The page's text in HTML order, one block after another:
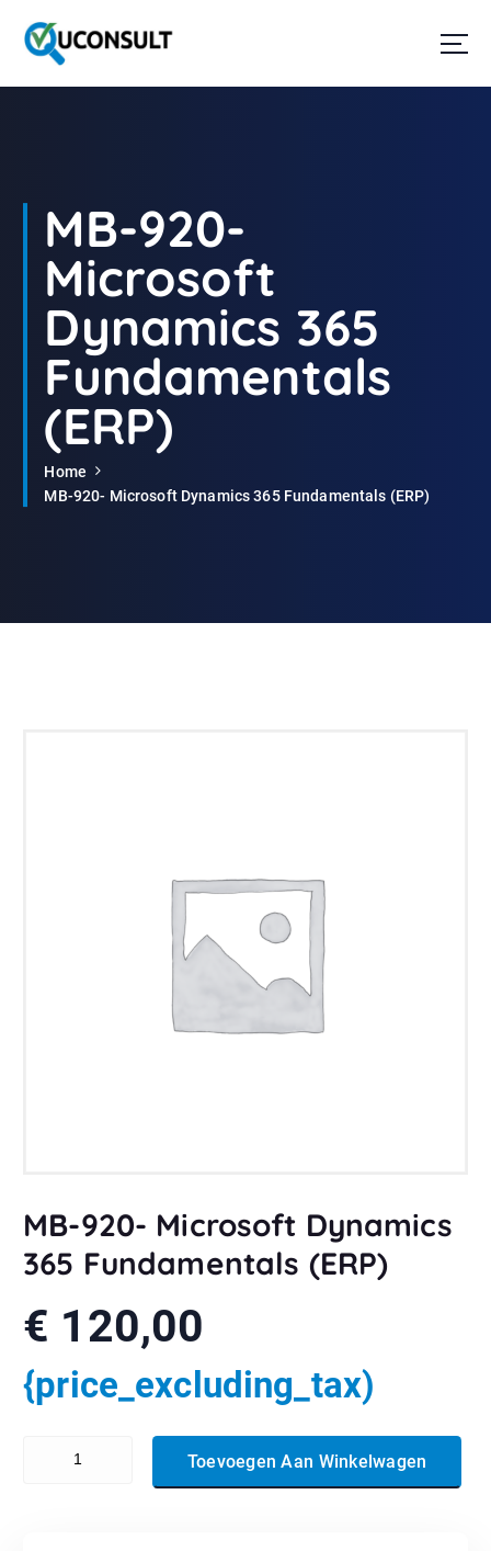
a
MB-920-
Microsoft
Dynamics 365
Fundamentals
(ERP)
Home
MB-920- Microsoft Dynamics 365 Fundamentals (ERP)
MB-920- Microsoft Dynamics
365 Fundamentals (ERP)
€ 120,00
{price_excluding_tax)
Toevoegen Aan Winkelwagen